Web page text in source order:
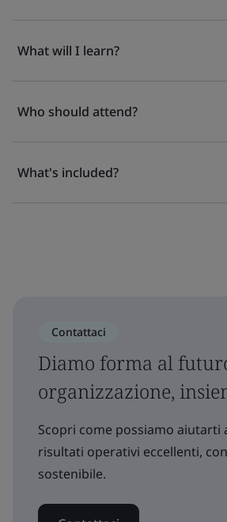
What will I learn?
Who should attend?
What's included?
Contattaci
Diamo forma al
organizzazione,
Scopri come possiamo aiutarti
risultati operativi eccellenti,
sostenibile.